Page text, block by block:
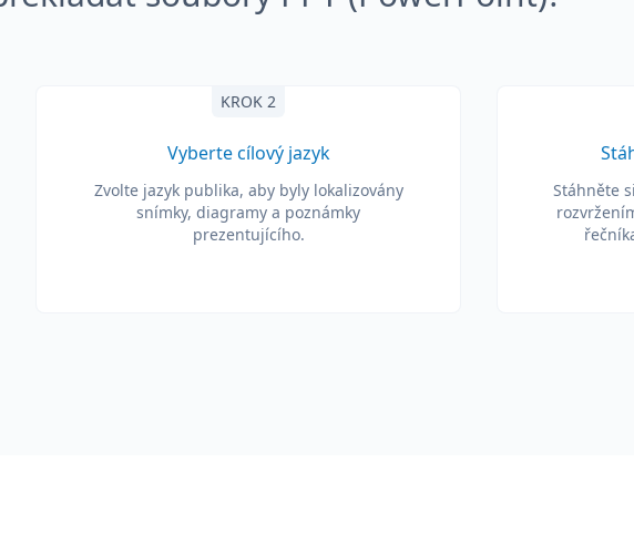
KROK 2
Vyberte cílový jazyk
Zvolte jazyk publika, aby byly lokalizovány
snímky, diagramy a poznámky
prezentujícího.
Stáhněte